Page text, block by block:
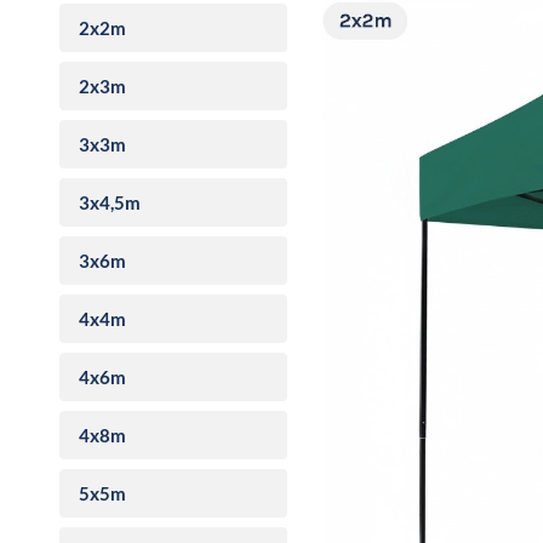
2x2m
2x3m
3x3m
3x4,5m
3x6m
4x4m
4x6m
4x8m
5x5m